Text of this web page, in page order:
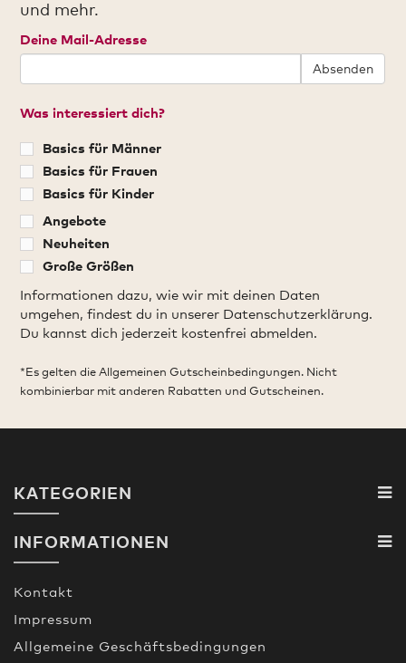
und mehr.
Deine Mail-Adresse
Absenden
Was interessiert dich?
Basics für Männer
Basics für Frauen
Basics für Kinder
Angebote
Neuheiten
Große Größen
Informationen dazu, wie wir mit deinen Daten
umgehen, findest du in unserer Datenschutzerklärung.
Du kannst dich jederzeit kostenfrei abmelden.
*Es gelten die Allgemeinen Gutscheinbedingungen. Nicht
kombinierbar mit anderen Rabatten und Gutscheinen.
KATEGORIEN
INFORMATIONEN
Kontakt
Impressum
Allgemeine Geschäftsbedingungen